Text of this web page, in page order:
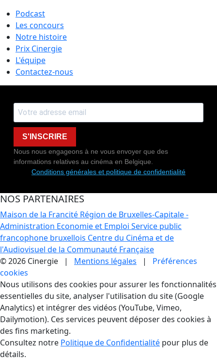
Podcast
Les concours
Notre histoire
Prix Cinergie
L'équipe
Contactez-nous
S'INSCRIRE
Nous nous engageons à ne vous envoyer que des
informations relatives au cinéma en Belgique.
Conditions générales et politique de confidentialité
NOS PARTENAIRES
Maison de la Francité Région de Bruxelles-Capitale -
Administration Economie et Emploi Service public
francophone bruxellois Centre du Cinéma et de
l'Audiovisuel de la Communauté Française
© 2026 Cinergie | Mentions légales | Préférences
cookies
Gestion des Cookies
Nous utilisons des cookies pour assurer les fonctionnalités
essentielles du site, analyser l'utilisation du site (Google
Analytics) et intégrer des vidéos (YouTube, Vimeo,
Dailymotion). Ces services peuvent déposer des cookies à
des fins marketing.
Consultez notre Politique de Confidentialité pour plus de
détails.